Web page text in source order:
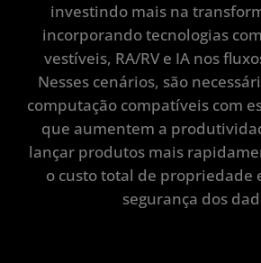
investindo mais na
incorporando tecnologias
vestíveis, RA/RV e IA nos
Nesses cenários, são
computação compatíveis com
que aumentem a
lançar produtos mais
o custo total de propriedade
segurança dos